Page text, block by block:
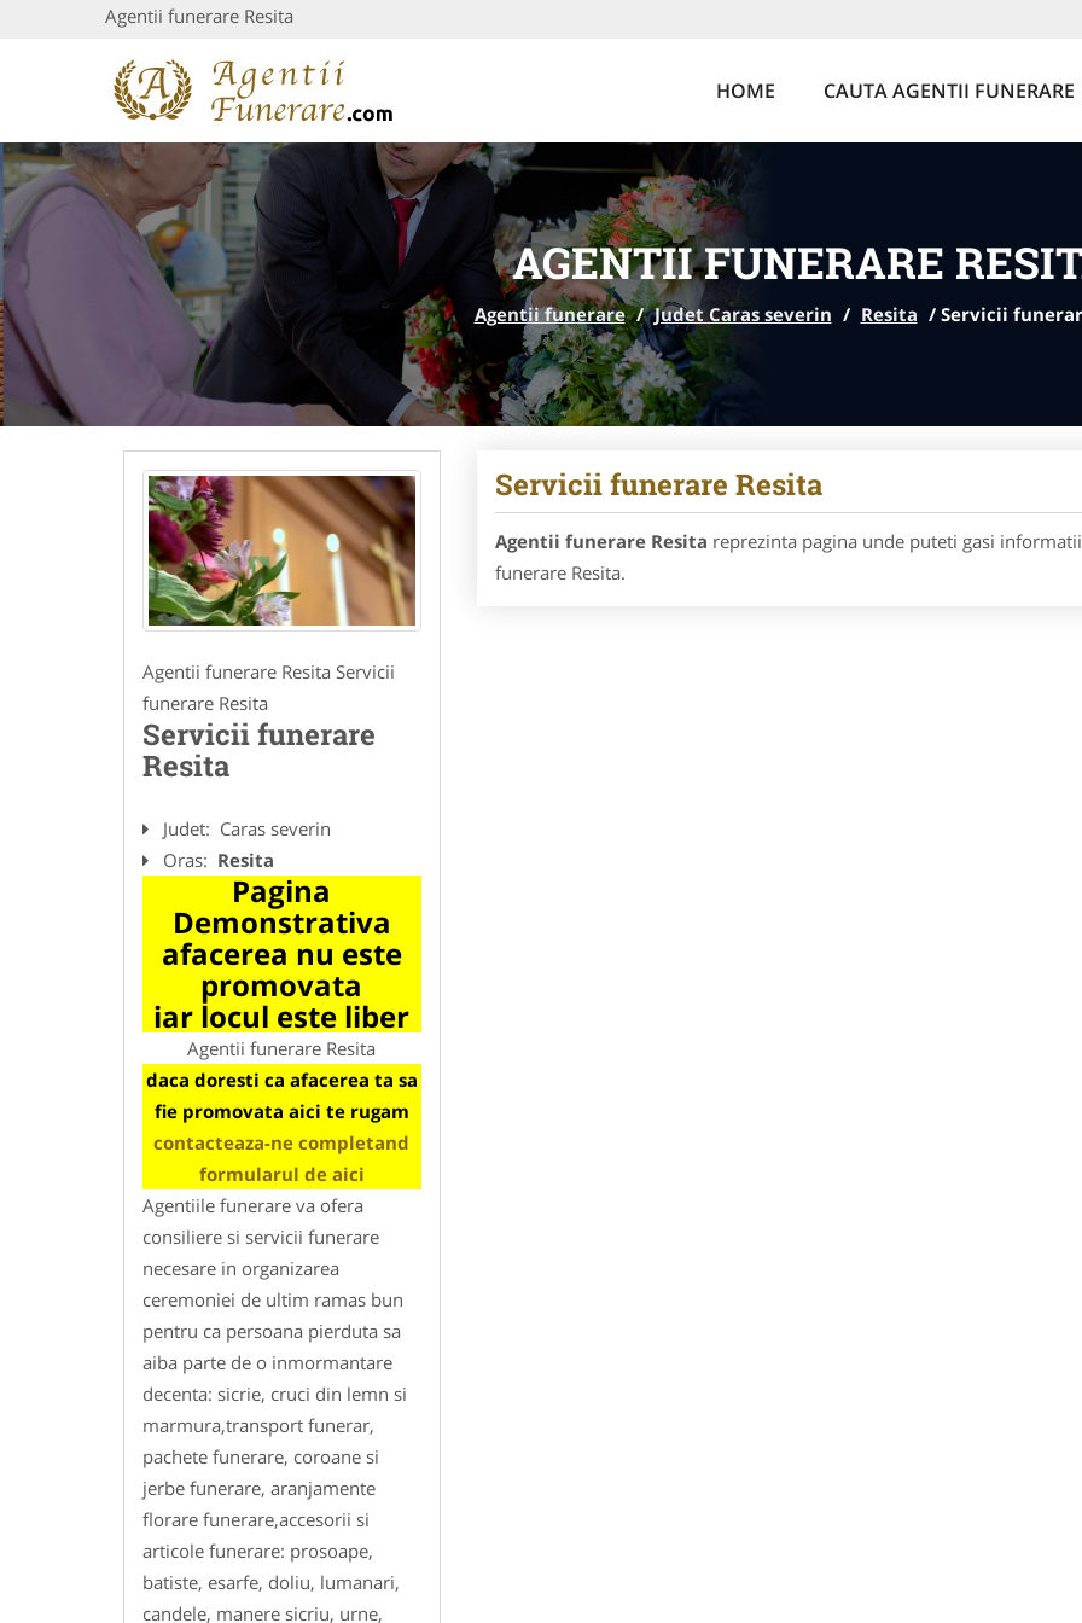
Agentii funerare Resita
HOME CAUTA AGENTII FUNERARE
AGENTII FUNERARE
Agentii funerare / Judet Caras severin / Resita / Servicii
Agentii funerare Resita Servicii
funerare Resita
Servicii funerare
Resita
Judet: Caras severin
Oras: Resita
Pagina
Demonstrativa
afacerea nu este
promovata
iar locul este liber
Agentii funerare Resita
daca doresti ca afacerea ta sa
fie promovata aici te rugam
contacteaza-ne completand
formularul de aici
Agentiile funerare va ofera
consiliere si servicii funerare
necesare in organizarea
ceremoniei de ultim ramas bun
pentru ca persoana pierduta sa
aiba parte de o inmormantare
decenta: sicrie, cruci din lemn si
marmura,transport funerar,
pachete funerare, coroane si
jerbe funerare, aranjamente
florare funerare,accesorii si
articole funerare: prosoape,
batiste, esarfe, doliu, lumanari,
candele, manere sicriu, urne,
Servicii funerare Resita
Agentii funerare Resita reprezinta pagina unde puteti gasi
funerare Resita.